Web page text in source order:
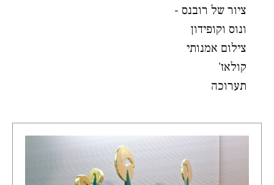
ציור של רובנס -
ונוס וקופידון
צילום אמנותי
קולאז'
תערוכה